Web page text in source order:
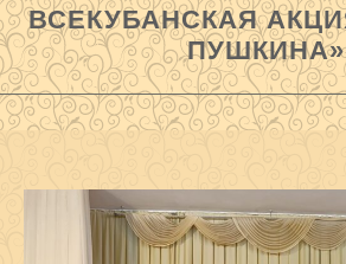
ВСЕКУБАНСКАЯ
ПУШКИНА»